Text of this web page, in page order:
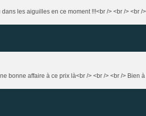
les aiguilles en ce moment !!!<br /> <br /> <br /
bonne affaire à ce prix là<br /> <br /> <br /> Bien